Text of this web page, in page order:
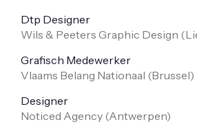
Dtp Designer
Wils & Peeters Graphic Design (
Grafisch Medewerker
Vlaams Belang Nationaal (Brussel)
Designer
Noticed Agency (Antwerpen)